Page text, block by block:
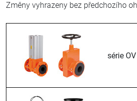
Změny vyhrazeny bez předchozího
série OV